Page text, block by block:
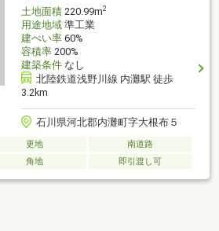
土地面積220.99m2
用途地域準工業
建ぺい率60%
容積率200%
建築条件なし
北陸鉄道浅野川線 内灘駅 徒歩
3.2km
石川県河北郡内灘町字大根布５
更地
南道路
角地 即引渡し可